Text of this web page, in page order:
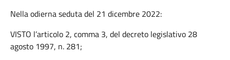
Nella odierna seduta del 21 dicembre 2022:
VISTO l’articolo 2, comma 3, del decreto legislativo 28
agosto 1997, n. 281;